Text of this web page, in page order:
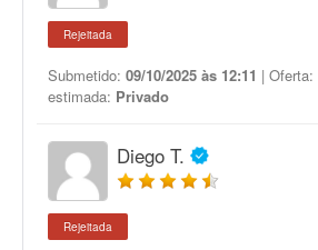
Rejeitada
Submetido: 09/10/2025 às 12:11 | Oferta:
estimada: Privado
Diego T.
Rejeitada